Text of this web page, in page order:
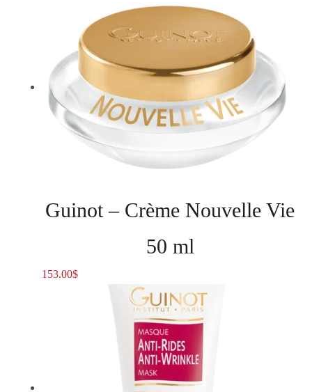
Guinot – Crème Nouvelle Vie
50 ml
153.00$